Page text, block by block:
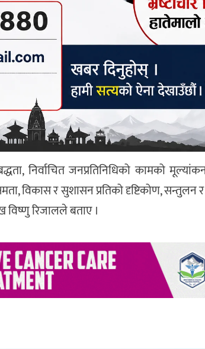
निर्वाचित जनप्रतिनिधिको कामको
विकास र सुशासन प्रतिको दृष्टिकोण,
विष्णु रिजालले बताए ।